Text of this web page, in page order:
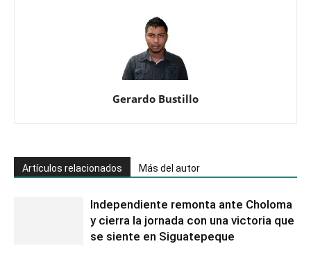
Gerardo Bustillo
Artículos relacionados Más del autor
Independiente remonta ante Choloma
y cierra la jornada con una victoria que
se siente en Siguatepeque